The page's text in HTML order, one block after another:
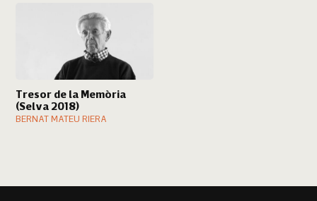
Tresor de la Memòria
(Selva 2018)
BERNAT MATEU RIERA